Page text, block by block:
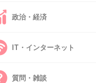
+7
政治・経済
IT・インターネット
質問・雑談